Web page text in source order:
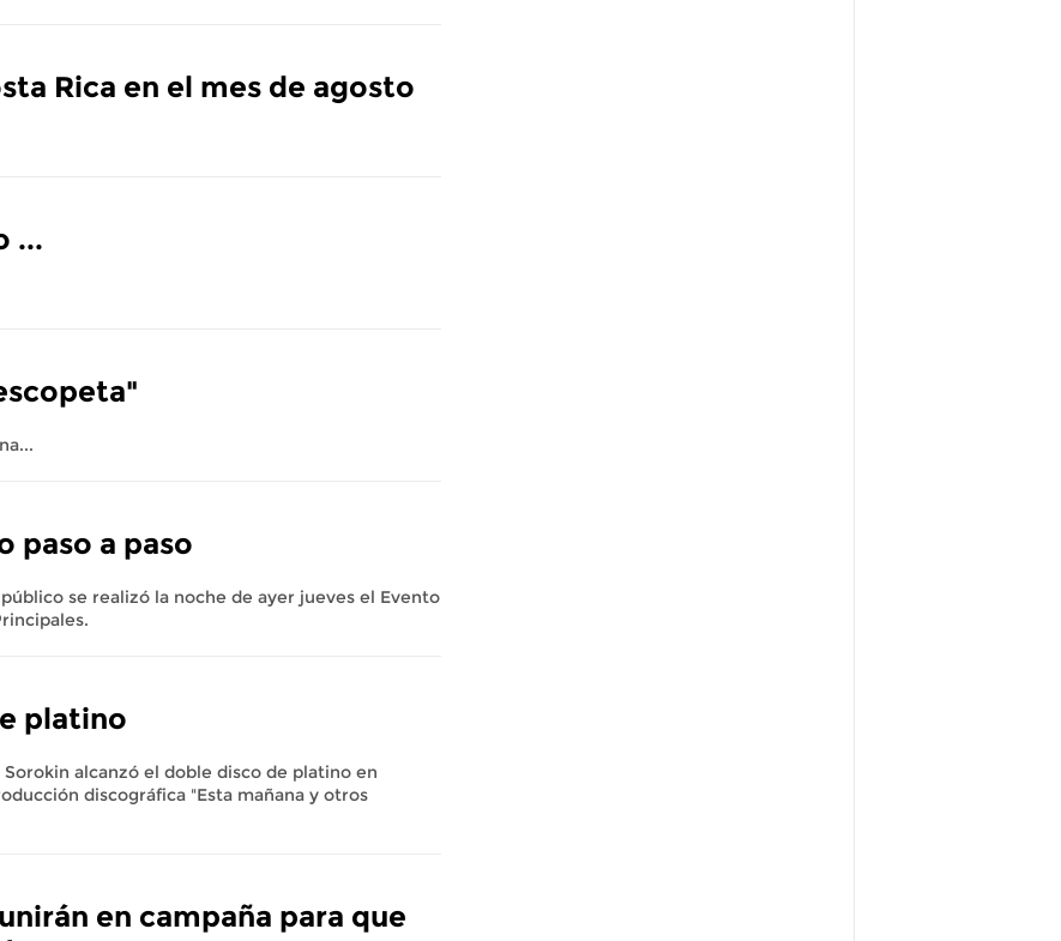
Rica en el mes de agosto
...
paso a paso
se realizó la noche de ayer jueves el Evento
platino
alcanzó el doble disco de platino en
discográfica "Esta mañana y otros
en campaña para que